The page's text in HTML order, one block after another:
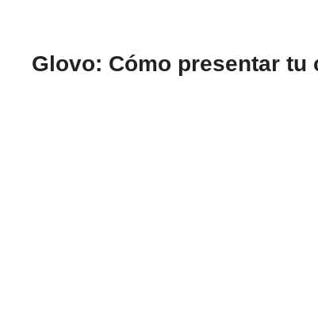
Glovo: Cómo presentar